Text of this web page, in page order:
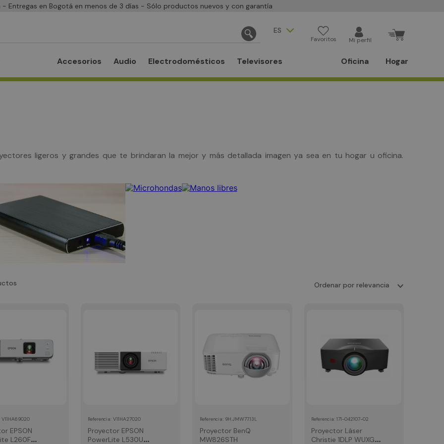
- Entregas en Bogotá en menos de 3 días - Sólo productos nuevos y con garantía
ES
Favoritos Mi perfil
Accesorios Audio Electrodomésticos Televisores Oficina Hogar
ligeros y grandes que te brindaran la mejor y más detallada imagen ya sea en tu hogar u oficina.
Ordenar por relevancia
V11HA69020
EPSON
L260F
Referencia :V11HA27020
Proyector EPSON
PowerLite L530U
Referencia 9H.JMW77.13L
Proyector BenQ
MW826STH
Referencia :171-042107-02
Proyector Láser
Christie 1DLP WUXGA